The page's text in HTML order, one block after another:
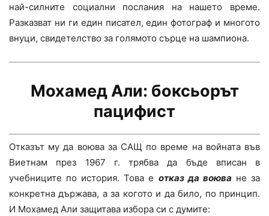
най-силните социални послания на нашето време.
Разказват ни ги един писател, един фотограф и многото
внуци, свидетелство за голямото сърце на шампиона.
Мохамед Али: боксьорът
пацифист
Отказът му да воюва за САЩ по време на войната във
Виетнам през 1967 г. трябва да бъде вписан в
учебниците по история. Това е отказда воюва не за
конкретна държава, а за когото и да било, по принцип.
И Мохамед Али защитава избора си с думите: